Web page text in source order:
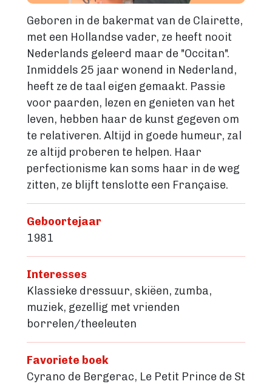
Geboren in de bakermat van de Clairette,
met een Hollandse vader, ze heeft nooit
Nederlands geleerd maar de "Occitan".
Inmiddels 25 jaar wonend in Nederland,
heeft ze de taal eigen gemaakt. Passie
voor paarden, lezen en genieten van het
leven, hebben haar de kunst gegeven om
te relativeren. Altijd in goede humeur, zal
ze altijd proberen te helpen. Haar
perfectionisme kan soms haar in de weg
zitten, ze blijft tenslotte een Française.
Geboortejaar
1981
Interesses
Klassieke dressuur, skiëen, zumba,
muziek, gezellig met vrienden
borrelen/theeleuten
Favoriete boek
Cyrano de Bergerac, Le Petit Prince de St